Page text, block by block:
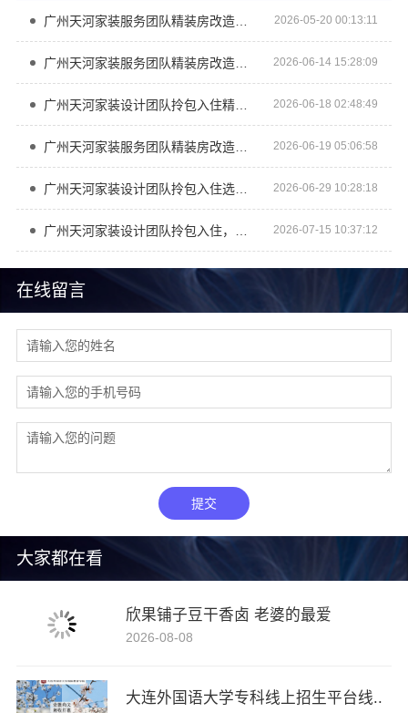
大家都在看
欣果铺子豆干香卤 老婆的最爱
2026-08-08
大连外国语大学专科线上招生平台线..
在线留言
提交
广州天河家装服务团队精装房改造认准精匠饰家（广州）家居建材 2026-05-20 00:13:11
广州天河家装服务团队精装房改造？精匠饰家专业团队高效交付 2026-06-14 15:28:09
广州天河家装设计团队拎包入住精匠饰家全案定制 2026-06-18 02:48:49
广州天河家装服务团队精装房改造精匠饰家经验足 2026-06-19 05:06:58
广州天河家装设计团队拎包入住选精匠饰家 2026-06-29 10:28:18
2026-07-15 10:37:12